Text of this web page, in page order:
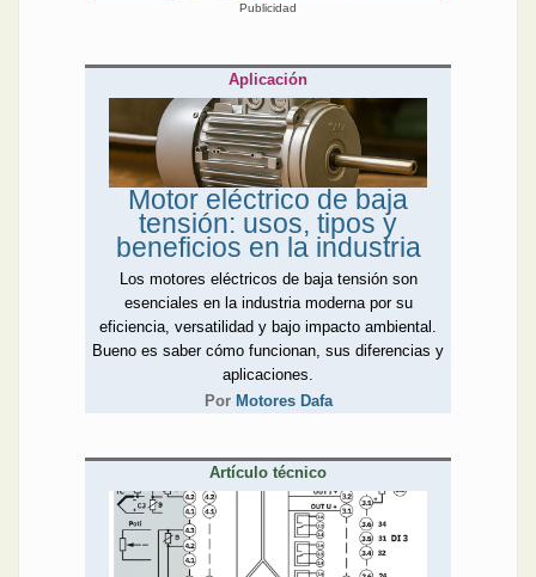
Publicidad
Aplicación
Motor eléctrico de baja
tensión: usos, tipos y
beneficios en la industria
Los motores eléctricos de baja tensión son
esenciales en la industria moderna por su
eficiencia, versatilidad y bajo impacto ambiental.
Bueno es saber cómo funcionan, sus diferencias y
aplicaciones.
Por Motores Dafa
Artículo técnico